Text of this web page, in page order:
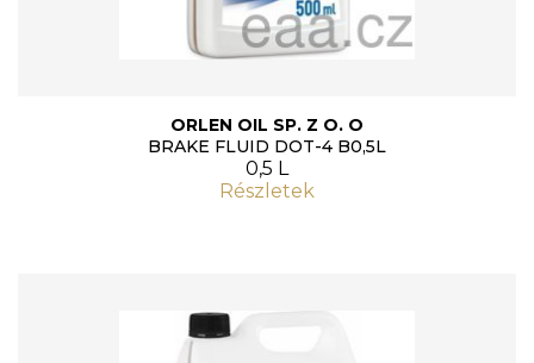
ORLEN OIL SP. Z O. O
BRAKE FLUID DOT-4 B0,5L
0,5 L
Részletek